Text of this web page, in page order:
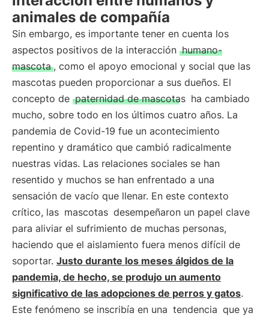
animales de compañía
Sin embargo, es importante tener en cuenta los
aspectos positivos de la interacción humano-
mascota , como el apoyo emocional y social que las
mascotas pueden proporcionar a sus dueños. El
concepto de paternidad de mascotas ha cambiado
mucho, sobre todo en los últimos cuatro años. La
pandemia de Covid-19 fue un acontecimiento
repentino y dramático que cambió radicalmente
nuestras vidas. Las relaciones sociales se han
resentido y muchos se han enfrentado a una
sensación de vacío que llenar. En este contexto
crítico, las mascotas desempeñaron un papel clave
para aliviar el sufrimiento de muchas personas,
haciendo que el aislamiento fuera menos difícil de
soportar. Justo durante los meses álgidos de la
pandemia, de hecho, se produjo un aumento
significativo de las adopciones de perros y gatos.
Este fenómeno se inscribía en una tendencia que ya